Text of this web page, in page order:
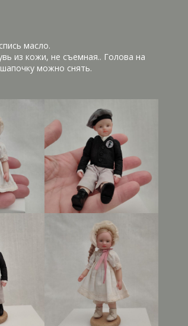
масло.
из кожи, не съемная.. Голова на
можно снять.